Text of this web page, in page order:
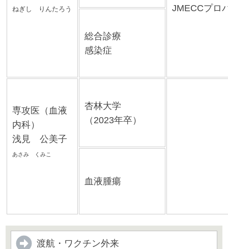
ねぎし りんたろう JMECCプロ
総合診療
感染症
専攻医（血液
内科）
浅見 公美子
あさみ くみこ
杏林大学
（2023年卒）
血液腫瘍
渡航・ワクチン外来